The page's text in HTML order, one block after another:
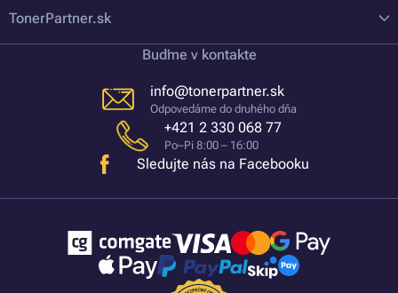
TonerPartner.sk
Buďme v kontakte
info@tonerpartner.sk
Odpovedáme do druhého dňa
+421 2 330 068 77
Po–Pi 8:00 – 16:00
Sledujte nás na Facebooku